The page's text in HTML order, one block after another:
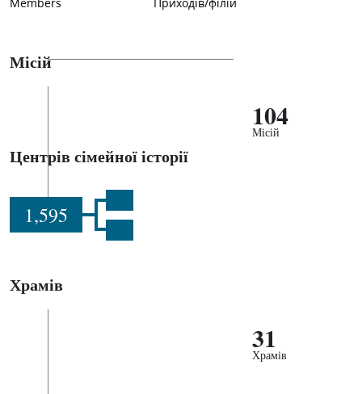
Members Приходів/філій
Місій
104
Місій
Центрів сімейної історії
1,595
Храмів
31
Храмів